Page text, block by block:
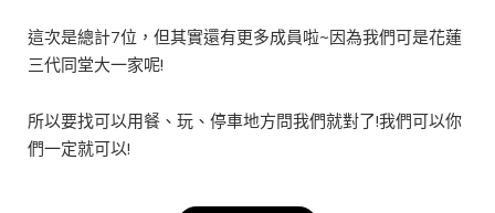
這次是總計7位，但其實還有更多成員啦~因為我們可是花蓮
三代同堂大一家呢!
所以要找可以用餐、玩、停車地方問我們就對了!我們可以你
們一定就可以!